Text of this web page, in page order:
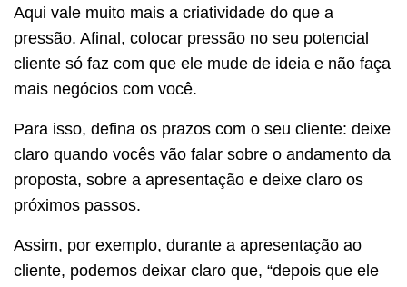
Aqui vale muito mais a criatividade do que a
pressão. Afinal, colocar pressão no seu potencial
cliente só faz com que ele mude de ideia e não faça
mais negócios com você.
Para isso, defina os prazos com o seu cliente: deixe
claro quando vocês vão falar sobre o andamento da
proposta, sobre a apresentação e deixe claro os
próximos passos.
Assim, por exemplo, durante a apresentação ao
cliente, podemos deixar claro que, “depois que ele